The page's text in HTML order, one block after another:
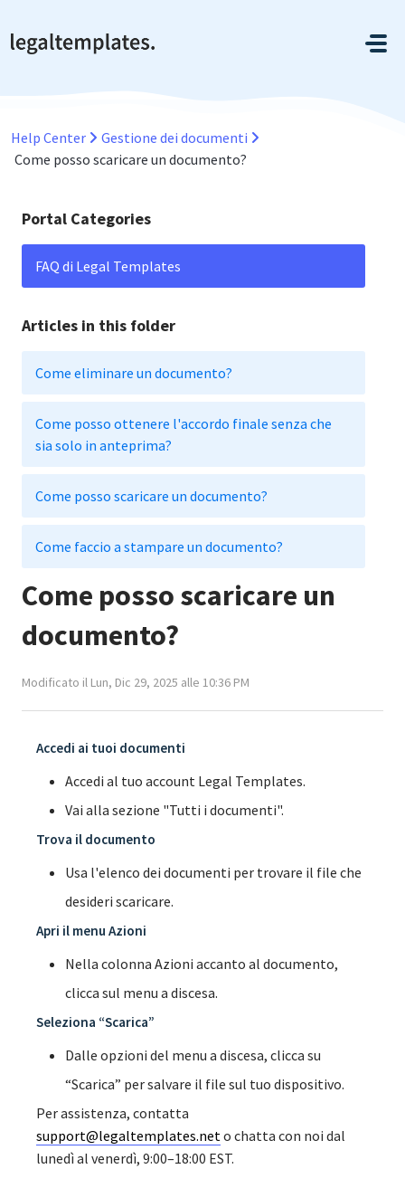
Help Center
Gestione dei documenti
Come posso scaricare un documento?
Portal Categories
FAQ di Legal Templates
Articles in this folder
Come eliminare un documento?
Come posso ottenere l'accordo finale senza che
sia solo in anteprima?
Come posso scaricare un documento?
Come faccio a stampare un documento?
Come posso scaricare un
documento?
Modificato il Lun, Dic 29, 2025 alle 10:36 PM
Accedi ai tuoi documenti
Accedi al tuo account Legal Templates.
Vai alla sezione "Tutti i documenti".
Trova il documento
Usa l'elenco dei documenti per trovare il file che
desideri scaricare.
Apri il menu Azioni
Nella colonna Azioni accanto al documento,
clicca sul menu a discesa.
Seleziona “Scarica”
Dalle opzioni del menu a discesa, clicca su
“Scarica” per salvare il file sul tuo dispositivo.
Per assistenza, contatta
support@legaltemplates.net o chatta con noi dal
lunedì al venerdì, 9:00–18:00 EST.